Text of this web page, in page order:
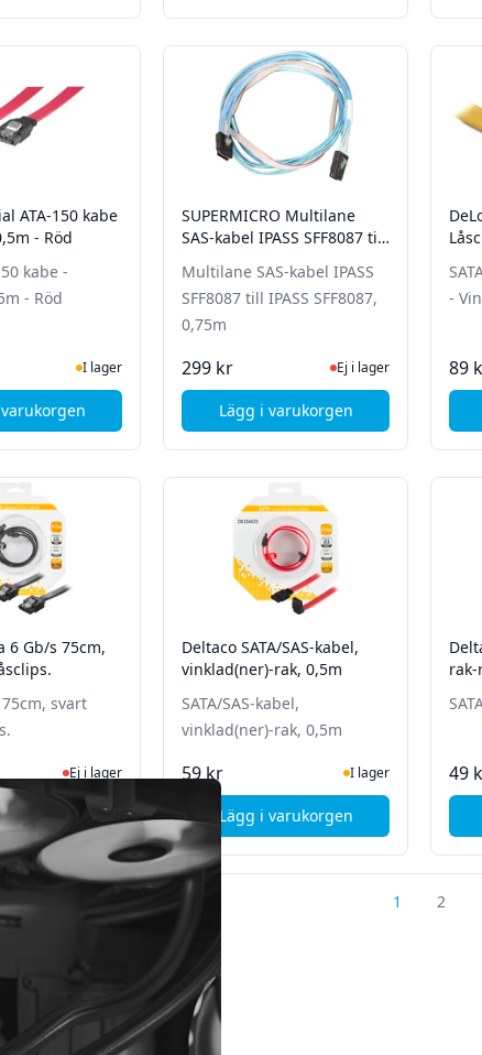
ATA-150 kabe
- Röd
kabe -
- Röd
I lager
, Deltaco Serial ATA-150 kabe - låsclips - 0,5m - Röd
SUPERMICRO Multilane
SAS-kabel IPASS SFF8087 till
Multilane SAS-kabel IPASS
SFF8087 till IPASS SFF8087,
0,75m
299 kr Ej i lager, besök
Ej i lager
Lägg i varukorgen, SUPERMICRO Multilane
-
89
6 Gb/s 75cm,
svart
Ej i lager, besök produktsidan för senaste status
Ej i lager
, Deltaco Sata 6 Gb/s 75cm, svart med låsclips.
Deltaco SATA/SAS-kabel,
vinklad(ner)-rak, 0,5m
SATA/SAS-kabel,
vinklad(ner)-rak, 0,5m
59 kr I lager
Lägg i varukorgen, Deltaco SATA/SAS-kabel,
rak-
49
1 2